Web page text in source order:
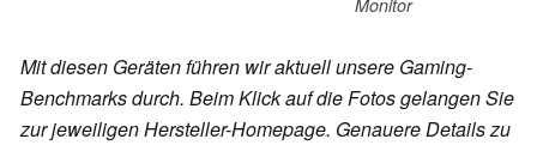
Mit diesen Geräten führen wir aktuell unsere Gaming-
Benchmarks durch. Beim Klick auf die Fotos gelangen Sie
zur jeweiligen Hersteller-Homepage. Genauere Details zu